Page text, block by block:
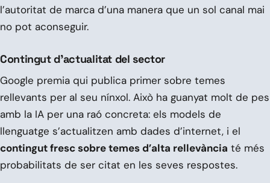
l’autoritat de marca d’una manera que un sol canal mai
no pot aconseguir.
Contingut d’actualitat del sector
Google premia qui publica primer sobre temes
rellevants per al seu nínxol. Això ha guanyat molt de pes
amb la IA per una raó concreta: els models de
llenguatge s’actualitzen amb dades d’internet, i el
contingut fresc sobre temes d’alta rellevància té més
probabilitats de ser citat en les seves respostes.